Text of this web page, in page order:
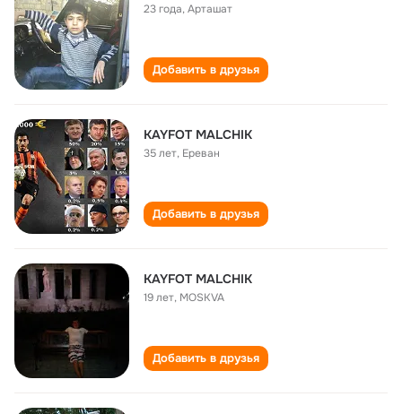
23 года,Арташат
Добавить в друзья
KAYFOT MALCHIK
35 лет, Ереван
Добавить в друзья
KAYFOT MALCHIK
19 лет, MOSKVA
Добавить в друзья